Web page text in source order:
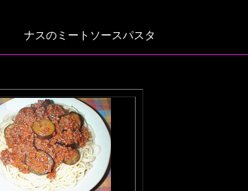
ナスのミートソースパスタ